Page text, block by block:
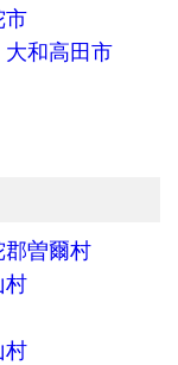
市
大和高田市
郡曽爾村
村
村